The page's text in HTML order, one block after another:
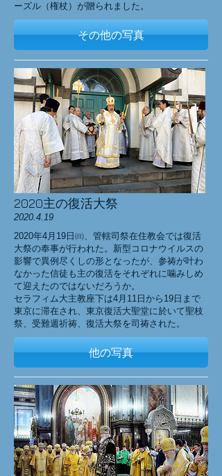
ーズル（権杖）が贈られました。
その他の写真
2020主の復活大祭
2020.4.19
2020年4月19日㈰、管轄司祭在住教会では復活
大祭の奉事が行われた。新型コロナウイルスの
影響で異例尽くしの形となったが、参祷が叶わ
なかった信徒も主の復活をそれぞれに噛みしめ
て迎えたのではないだろうか。
​セラフィム大主教座下は4月11日から19日まで
東京に滞在され、東京復活大聖堂に於いて聖枝
祭、受難週祈祷、復活大祭を司祷された。
他の写真